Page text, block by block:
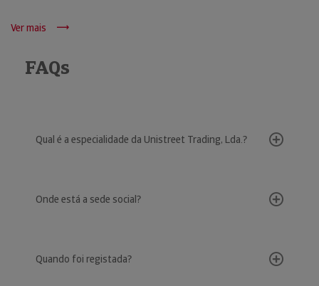
Ver mais
FAQs
Qual é a especialidade da Unistreet Trading, Lda.?
Onde está a sede social?
Quando foi registada?